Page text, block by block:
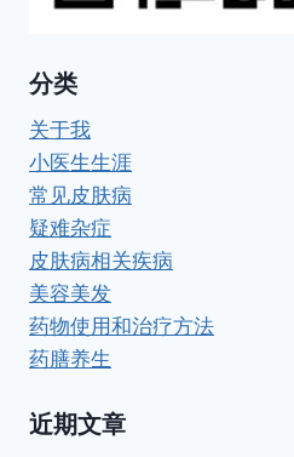
分类
关于我
小医生生涯
常见皮肤病
疑难杂症
皮肤病相关疾病
美容美发
药物使用和治疗方法
药膳养生
近期文章